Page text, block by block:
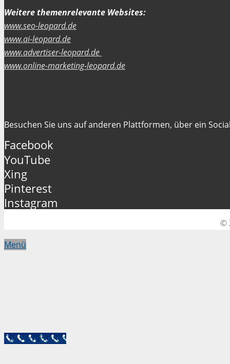
Weitere themenrelevante Websites:
www.seo-leopard.de
www.ai-leopard.de
www.advertiser-leopard.de
www.online-marketing-leopard.de
Besuchen Sie uns auf anderen Plattformen, über ein
Facebook
YouTube
Xing
Pinterest
Instagram
©
Menü
Call Now Button